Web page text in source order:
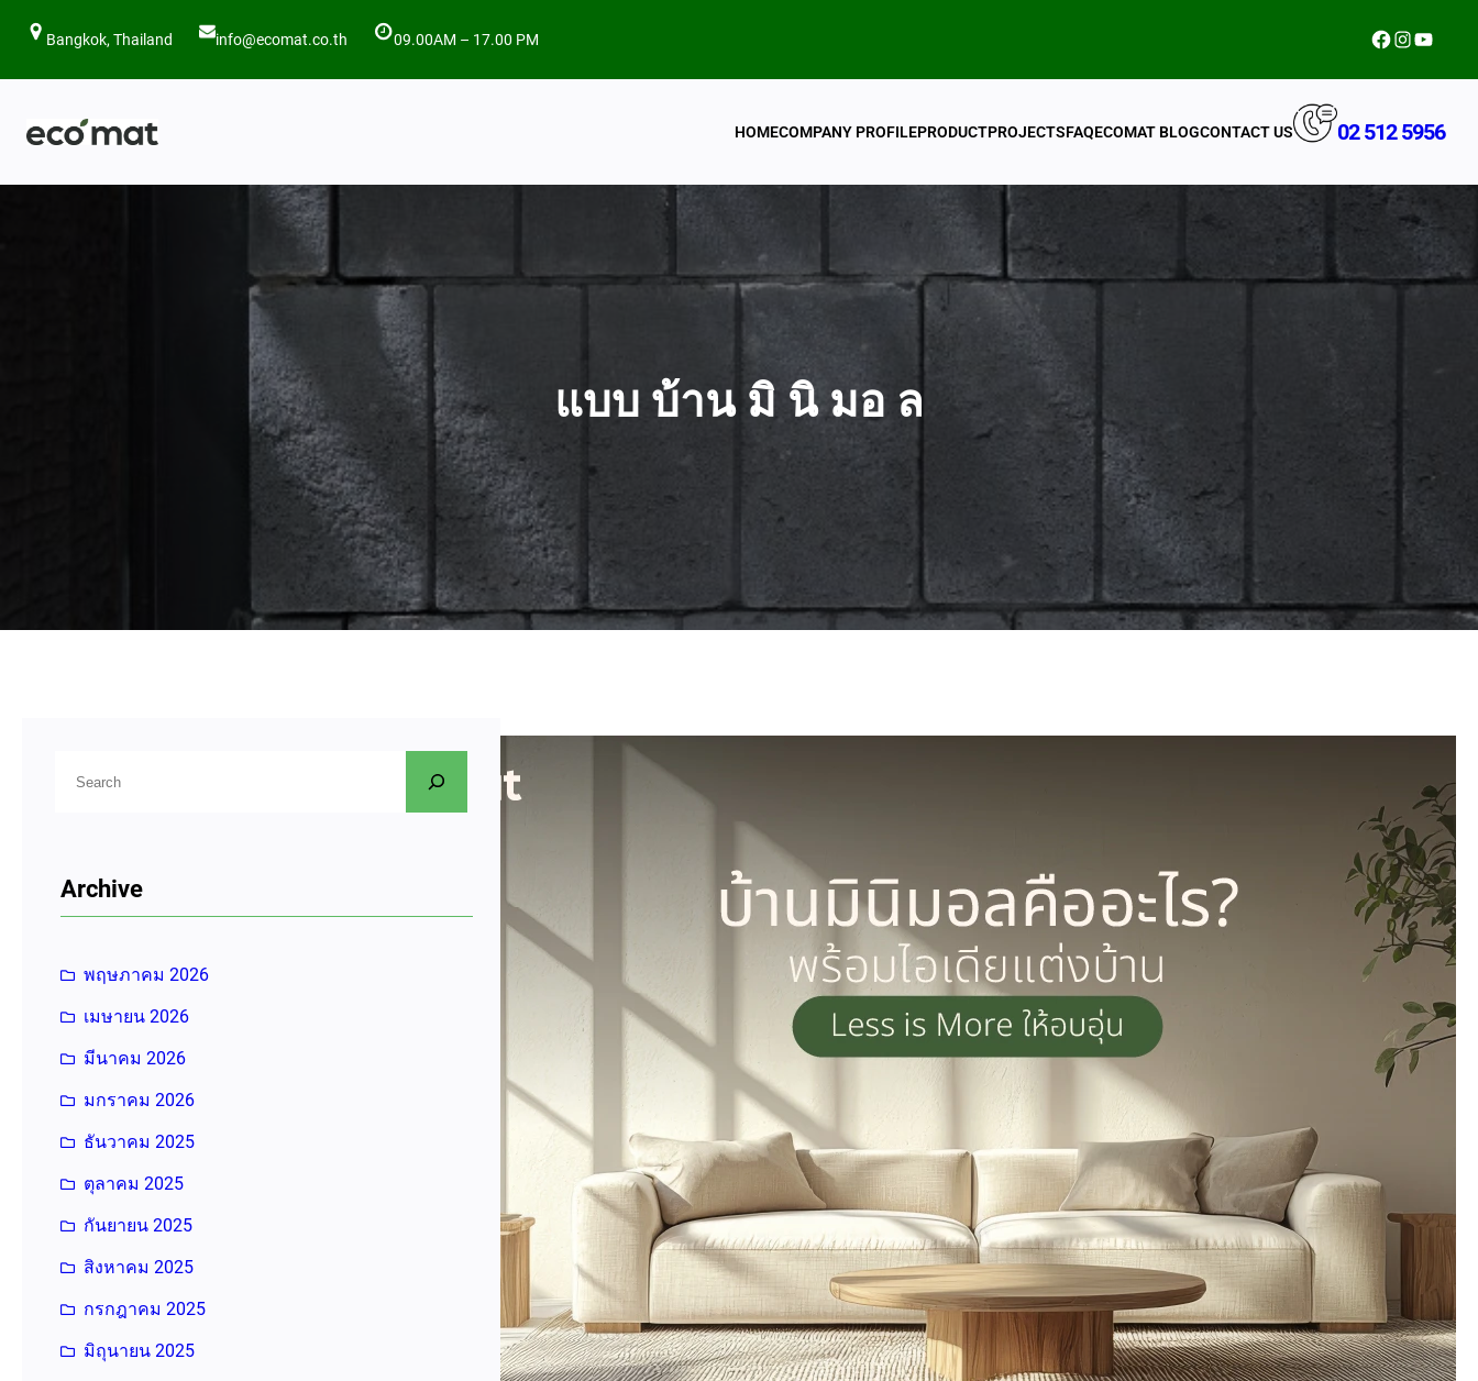
ยัง
Bangkok, Thailand info@ecomat.co.th 09.00AM – 17.00 PM Facebook
Instagram
HOMECOMPANY PROFILEPRODUCTPROJECTSFAQECOMAT BLOGCONTACT US 02 512 5956
แบบ บ้าน มิ นิ มอ ล
Archive
พฤษภาคม 2026
เมษายน 2026
มีนาคม 2026
มกราคม 2026
ธันวาคม 2025
ตุลาคม 2025
กันยายน 2025
สิงหาคม 2025
กรกฎาคม 2025
มิถุนายน 2025